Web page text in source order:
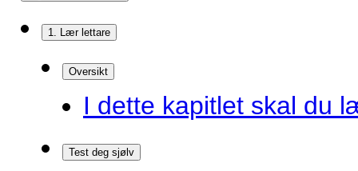
1. Lær lettare
Oversikt
I dette kapitlet skal du
Test deg sjølv